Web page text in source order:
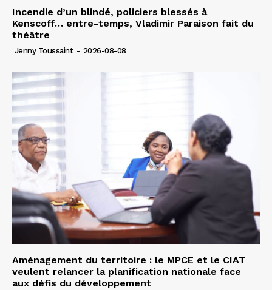
Incendie d’un blindé, policiers blessés à
Kenscoff… entre-temps, Vladimir Paraison fait du
théâtre
Jenny Toussaint - 2026-08-08
Aménagement du territoire : le MPCE et le CIAT
veulent relancer la planification nationale face
aux défis du développement